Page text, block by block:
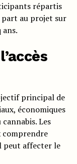
répartis
part au projet sur
principal de
économiques
Les
comprendre
peut affecter le